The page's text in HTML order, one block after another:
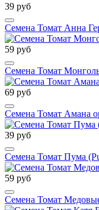
39 руб
Семена Томат Анна
59 руб
Семена Томат
69 руб
Семена Томат Амана
39 руб
Семена Томат Пума
59 руб
Семена Томат